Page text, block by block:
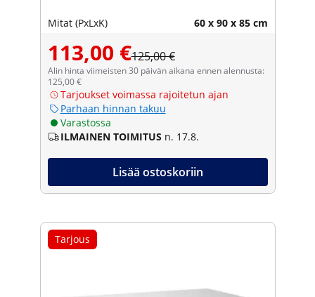
Mitat (PxLxK) 60 x 90 x 85 cm
113,00 €125,00 €
Alin hinta viimeisten 30 päivän aikana ennen alennusta:
125,00 €
Tarjoukset voimassa rajoitetun ajan
Parhaan hinnan takuu
Varastossa
ILMAINEN TOIMITUS n. 17.8.
Lisää ostoskoriin
Tarjous